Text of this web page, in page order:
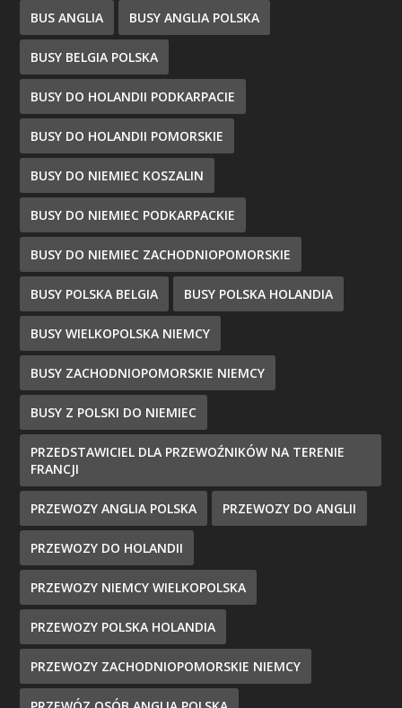
BUS ANGLIA BUSY ANGLIA POLSKA
BUSY BELGIA POLSKA
BUSY DO HOLANDII PODKARPACIE
BUSY DO HOLANDII POMORSKIE
BUSY DO NIEMIEC KOSZALIN
BUSY DO NIEMIEC PODKARPACKIE
BUSY DO NIEMIEC ZACHODNIOPOMORSKIE
BUSY POLSKA BELGIA BUSY POLSKA HOLANDIA
BUSY WIELKOPOLSKA NIEMCY
BUSY ZACHODNIOPOMORSKIE NIEMCY
BUSY Z POLSKI DO NIEMIEC
PRZEDSTAWICIEL DLA PRZEWOŹNIKÓW NA TERENIE
FRANCJI
PRZEWOZY ANGLIA POLSKA PRZEWOZY DO ANGLII
PRZEWOZY DO HOLANDII
PRZEWOZY NIEMCY WIELKOPOLSKA
PRZEWOZY POLSKA HOLANDIA
PRZEWOZY ZACHODNIOPOMORSKIE NIEMCY